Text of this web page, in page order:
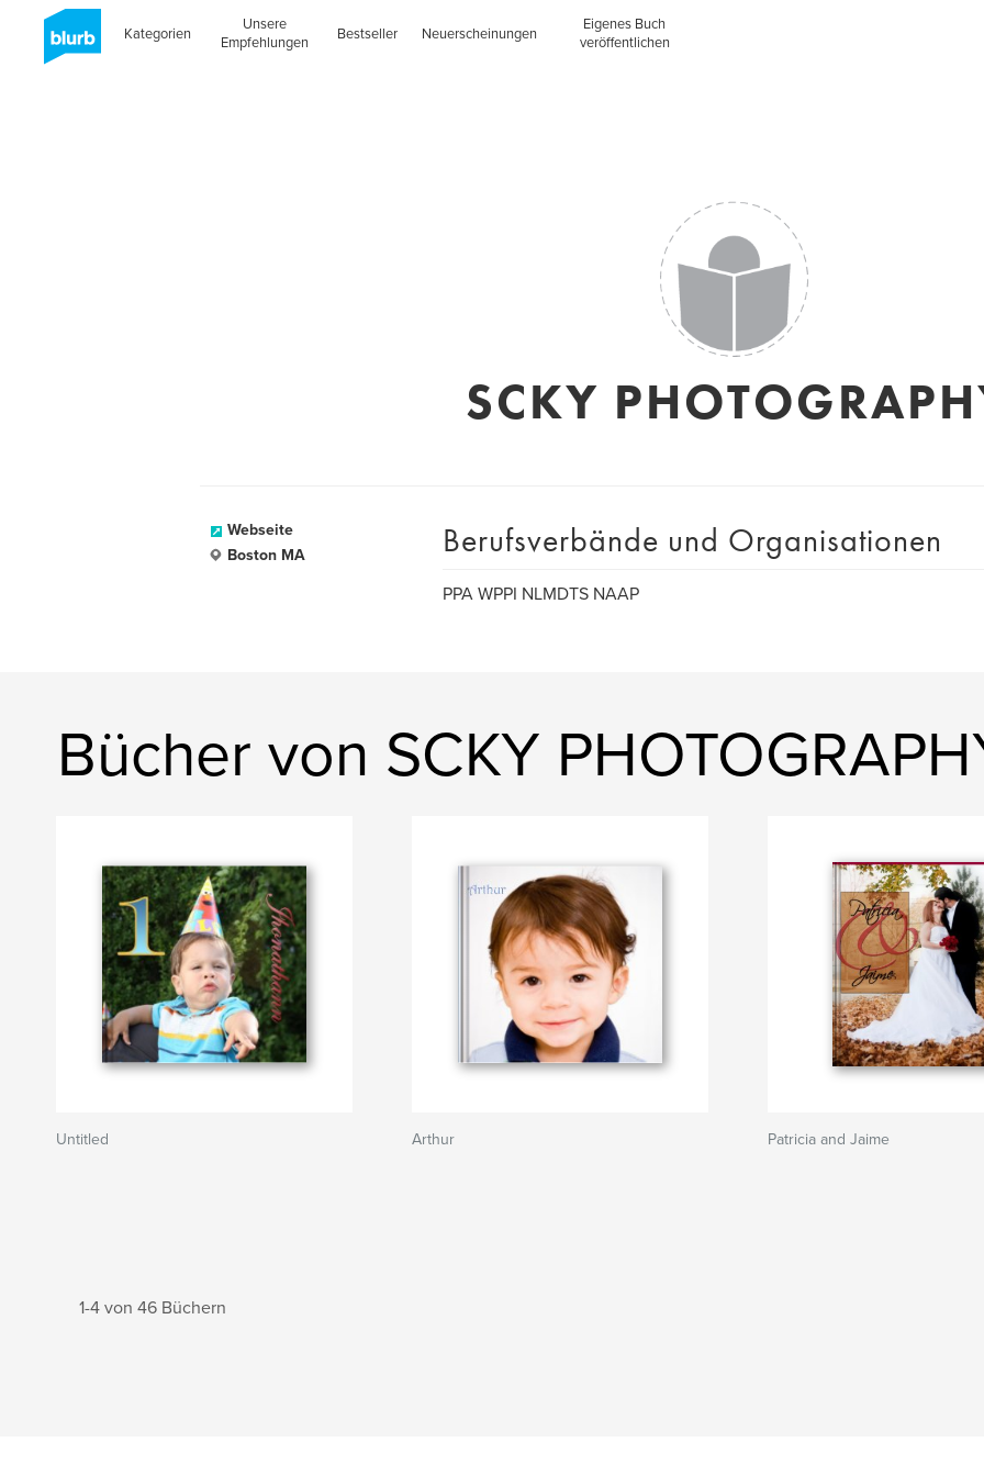
Kategorien
Unsere
Empfehlungen
Bestseller Neuerscheinungen
Eigenes Buch
veröffentlichen
SCKY
Webseite
Boston MA
Berufsverbände und Organisationen
PPA WPPI NLMDTS NAAP
Bücher von SCKY
Untitled Arthur Patricia and Jaime
1-4 von 46 Büchern